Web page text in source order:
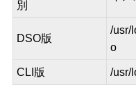
別
DSO版
/usr/
o
CLI版 /usr/